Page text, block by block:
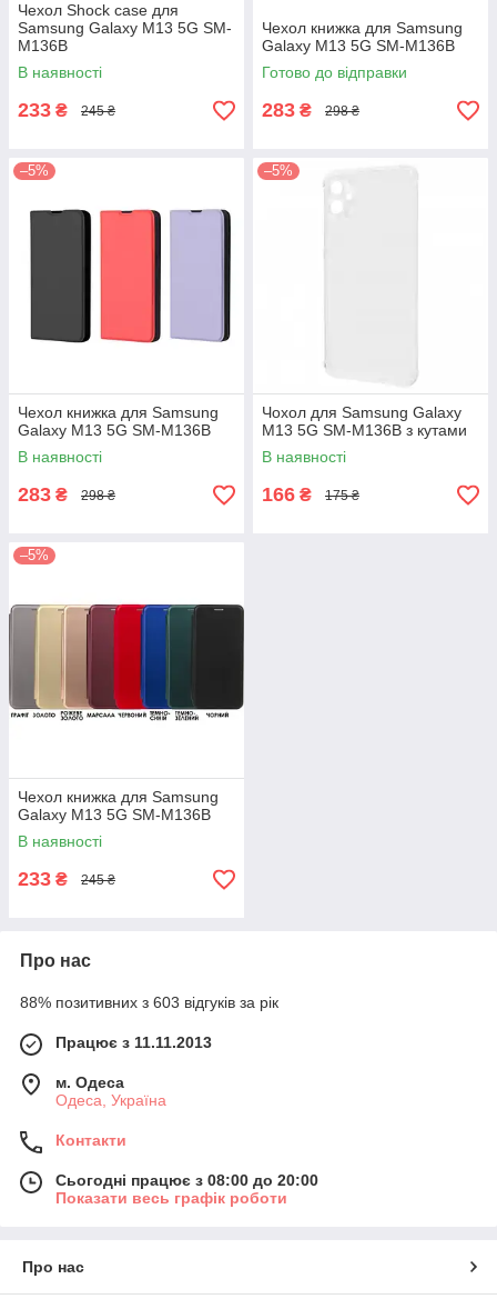
Чехол Shock case для
Samsung Galaxy M13 5G SM-
M136B
В наявності
233 ₴ 245 ₴
Чехол книжка для Samsung
Galaxy M13 5G SM-M136B
Готово до відправки
283 ₴ 298 ₴
–5%
Чехол книжка для Samsung
Galaxy M13 5G SM-M136B
В наявності
283 ₴ 298 ₴
–5%
Чохол для Samsung Galaxy
M13 5G SM-M136B з кутами
В наявності
166 ₴ 175 ₴
–5%
Чехол книжка для Samsung
Galaxy M13 5G SM-M136B
В наявності
233 ₴ 245 ₴
Про нас
88% позитивних з 603 відгуків за рік
Працює з 11.11.2013
м. Одеса
Одеса, Україна
Контакти
Сьогодні працює з 08:00 до 20:00
Показати весь графік роботи
Про нас